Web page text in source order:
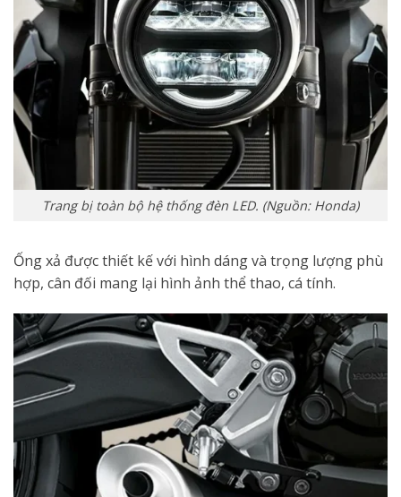
Trang bị toàn bộ hệ thống đèn LED. (Nguồn: Honda)
Ống xả được thiết kế với hình dáng và trọng lượng phù
hợp, cân đối mang lại hình ảnh thể thao, cá tính.